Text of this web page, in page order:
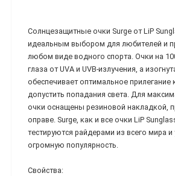
Солнцезащитные очки Surge от LiP
идеальным выбором для любителей и
любом виде водного спорта. Очки на
глаза от UVA и UVB-излучения, а
обеспечивает оптимальное прилегание
допустить попадания света. Для
очки оснащены резиновой накладкой,
оправе. Surge, как и все очки LiP
тестируются райдерами из всего мира и
огромную популярность.
Свойства: